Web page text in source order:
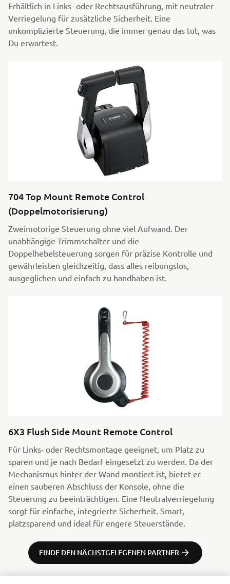
Erhältlich in Links- oder Rechtsausführung, mit neutraler
Verriegelung für zusätzliche Sicherheit. Eine
unkomplizierte Steuerung, die immer genau das tut, was
Du erwartest.
704 Top Mount Remote Control
(Doppelmotorisierung)
Zweimotorige Steuerung ohne viel Aufwand. Der
unabhängige Trimmschalter und die
Doppelhebelsteuerung sorgen für präzise Kontrolle und
gewährleisten gleichzeitig, dass alles reibungslos,
ausgeglichen und einfach zu handhaben ist.
6X3 Flush Side Mount Remote Control
Für Links- oder Rechtsmontage geeignet, um Platz zu
sparen und je nach Bedarf eingesetzt zu werden. Da der
Mechanismus hinter der Wand montiert ist, bietet er
einen sauberen Abschluss der Konsole, ohne die
Steuerung zu beeinträchtigen. Eine Neutralverriegelung
sorgt für einfache, integrierte Sicherheit. Smart,
platzsparend und ideal für engere Steuerstände.
FINDE DEN NÄCHSTGELEGENEN PARTNER